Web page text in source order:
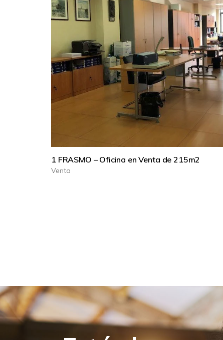
1 FRASMO – Oficina en Venta de 215m2
Venta